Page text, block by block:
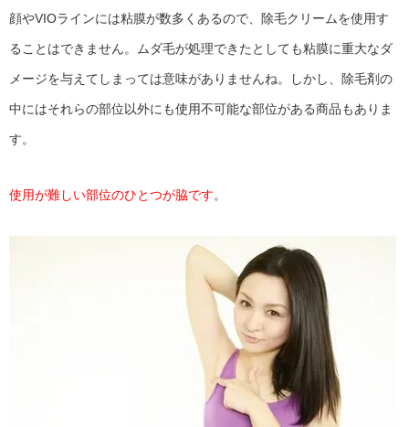
顔やVIOラインには粘膜が数多くあるので、除毛クリームを使用す
ることはできません。ムダ毛が処理できたとしても粘膜に重大なダ
メージを与えてしまっては意味がありませんね。しかし、除毛剤の
中にはそれらの部位以外にも使用不可能な部位がある商品もありま
す。
使用が難しい部位のひとつが脇です。